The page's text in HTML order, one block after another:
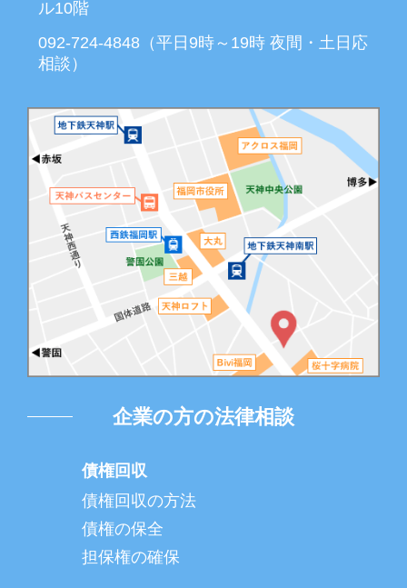
ル10階
092-724-4848（平日9時～19時 夜間・土日応
相談）
企業の方の法律相談
債権回収
債権回収の方法
債権の保全
担保権の確保